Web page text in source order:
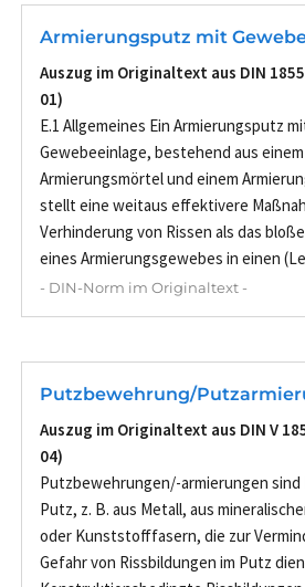
Armierungsputz mit
Auszug im Originaltext aus DIN
01)
E.1 Allgemeines Ein Armierungsputz
Gewebeeinlage, bestehend aus einem
Armierungsmörtel und einem
stellt eine weitaus effektivere
Verhinderung von Rissen als das
eines Armierungsgewebes in einen
- DIN-Norm im Originaltext -
Putzbewehrung/
Auszug im Originaltext aus DIN V
04)
Putzbewehrungen/-armierungen sind
Putz, z. B. aus Metall, aus
oder Kunststofffasern, die zur
Gefahr von Rissbildungen im Putz